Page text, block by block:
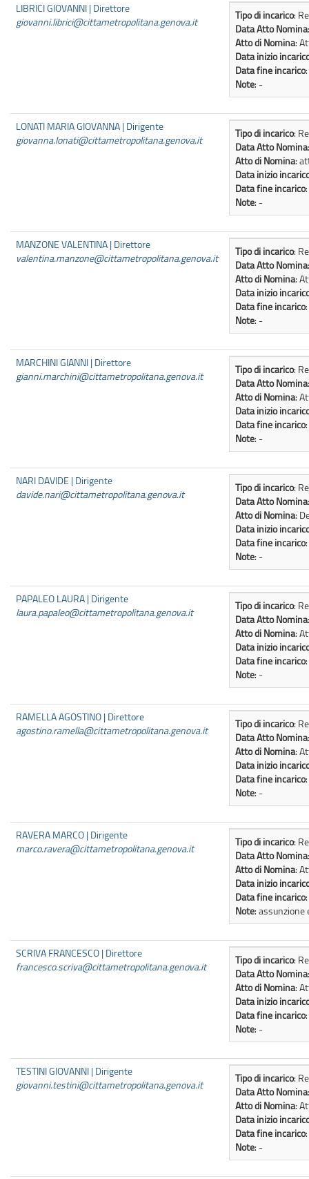
LIBRICI GIOVANNI | Direttore
giovanni.librici@cittametropolitana.genova.it
Tipo di incarico:
Data Atto Nomina
Atto di Nomina:
Data inizio
Data fine incarico:
Note: -
LONATI MARIA GIOVANNA | Dirigente
giovanna.lonati@cittametropolitana.genova.it
Tipo di incarico:
Data Atto Nomina
Atto di Nomina:
Data inizio
Data fine incarico:
Note: -
MANZONE VALENTINA | Direttore
valentina.manzone@cittametropolitana.genova.it
Tipo di incarico:
Data Atto Nomina
Atto di Nomina:
Data inizio
Data fine incarico:
Note: -
MARCHINI GIANNI | Direttore
gianni.marchini@cittametropolitana.genova.it
Tipo di incarico:
Data Atto Nomina
Atto di Nomina:
Data inizio
Data fine incarico:
Note: -
NARI DAVIDE | Dirigente
davide.nari@cittametropolitana.genova.it
Tipo di incarico:
Data Atto Nomina
Atto di Nomina:
Data inizio
Data fine incarico:
Note: -
PAPALEO LAURA | Dirigente
laura.papaleo@cittametropolitana.genova.it
Tipo di incarico:
Data Atto Nomina
Atto di Nomina:
Data inizio
Data fine incarico:
Note: -
RAMELLA AGOSTINO | Direttore
agostino.ramella@cittametropolitana.genova.it
Tipo di incarico:
Data Atto Nomina
Atto di Nomina:
Data inizio
Data fine incarico:
Note: -
RAVERA MARCO | Dirigente
marco.ravera@cittametropolitana.genova.it
Tipo di incarico:
Data Atto Nomina
Atto di Nomina:
Data inizio
Data fine incarico:
Note:
SCRIVA FRANCESCO | Direttore
francesco.scriva@cittametropolitana.genova.it
Tipo di incarico:
Data Atto Nomina
Atto di Nomina:
Data inizio
Data fine incarico:
Note: -
TESTINI GIOVANNI | Dirigente
giovanni.testini@cittametropolitana.genova.it
Tipo di incarico:
Data Atto Nomina
Atto di Nomina:
Data inizio
Data fine incarico:
Note: -